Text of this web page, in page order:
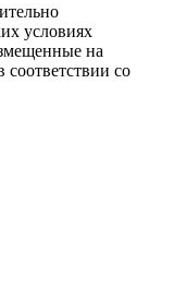
условиях
на
со